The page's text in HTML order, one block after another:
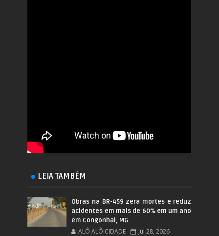
LEIA TAMBÉM
Obras na BR-459 zera mortes e reduz
acidentes em mais de 60% em um ano
em Congonhal, MG
ALÔ ALÔ CIDADE Jul 28, 2026